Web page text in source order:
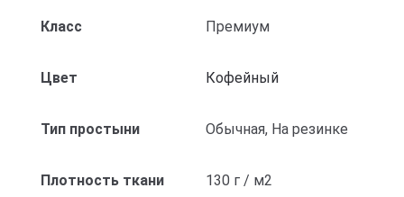
Класс Премиум
Цвет Кофейный
Тип простыни Обычная, На резинке
Плотность ткани 130 г / м2